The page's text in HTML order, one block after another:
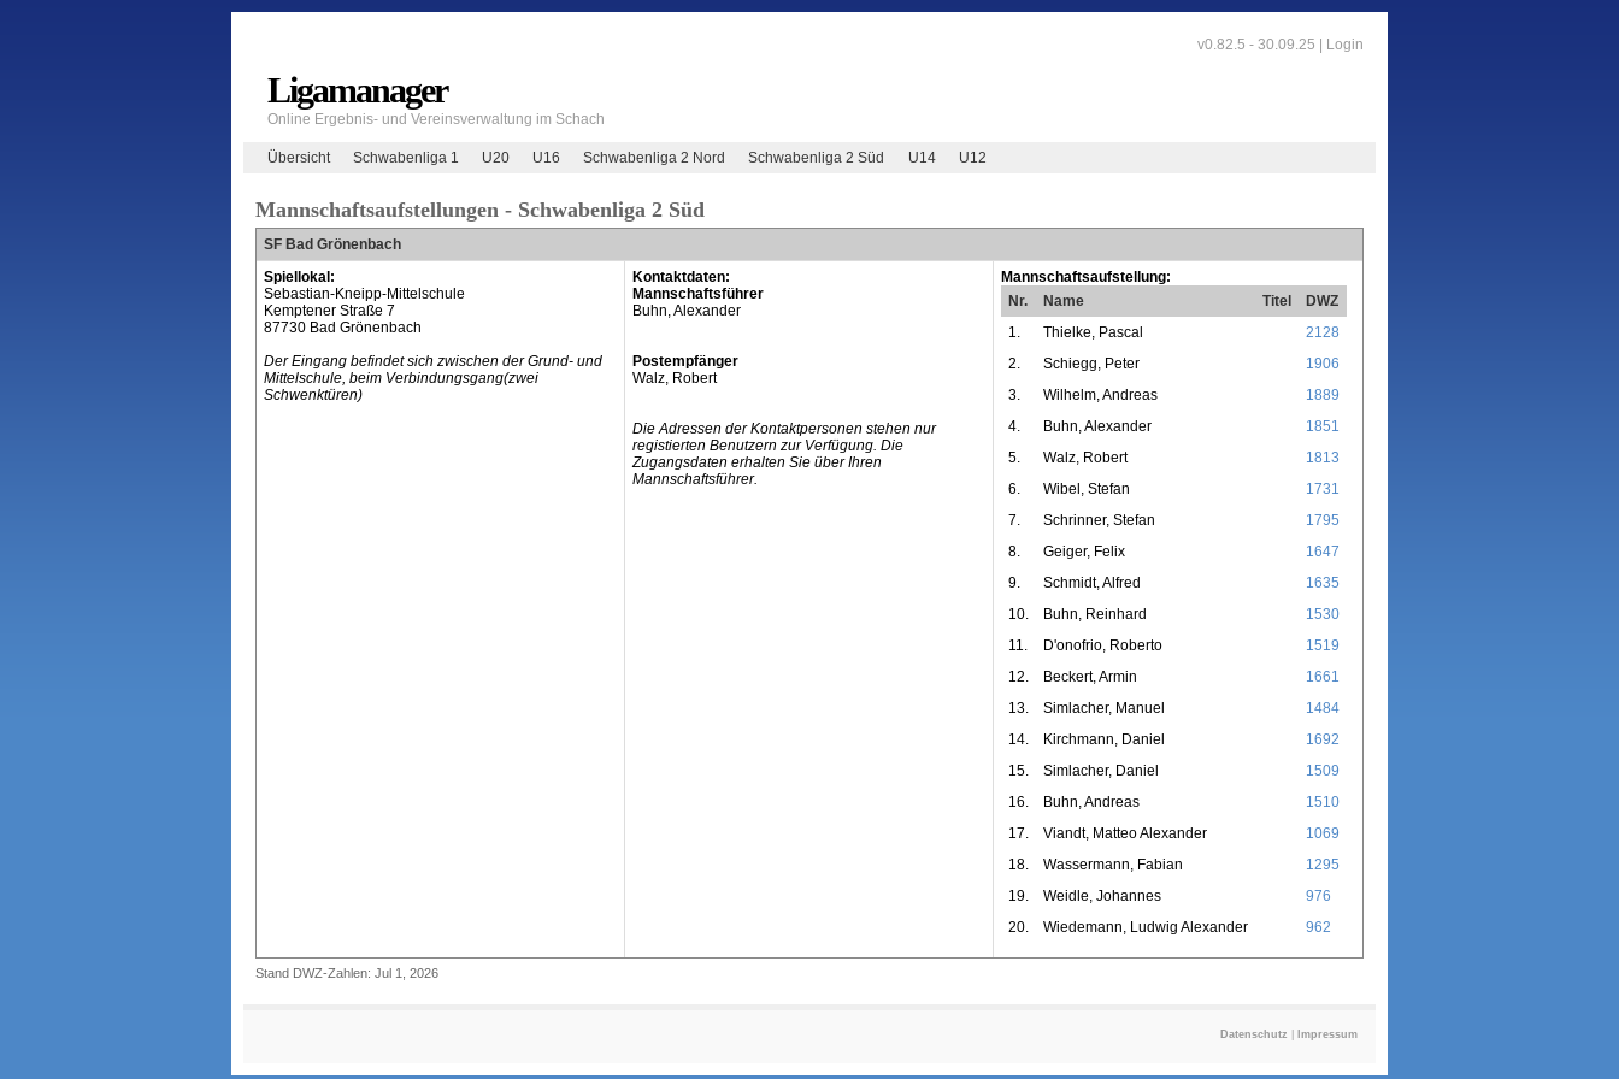
v0.82.5 - 30.09.25 | Login
Ligamanager
Online Ergebnis- und Vereinsverwaltung im Schach
Übersicht Schwabenliga 1 U20 U16 Schwabenliga 2 Nord Schwabenliga 2 Süd U14 U12
Mannschaftsaufstellungen - Schwabenliga 2 Süd
SF Bad Grönenbach
Spiellokal:
Sebastian-Kneipp-Mittelschule
Kemptener Straße 7
87730 Bad Grönenbach
Der Eingang befindet sich zwischen der Grund- und
Mittelschule, beim Verbindungsgang(zwei
Schwenktüren)
Kontaktdaten:
Mannschaftsführer
Buhn, Alexander
Postempfänger
Walz, Robert
Die Adressen der Kontaktpersonen stehen nur
registierten Benutzern zur Verfügung. Die
Zugangsdaten erhalten Sie über Ihren
Mannschaftsführer.
Mannschaftsaufstellung:
Nr.
Name Titel
DWZ
1.
Thielke, Pascal
2128
2.
Schiegg, Peter
1906
3.
Wilhelm, Andreas
1889
4.
Buhn, Alexander
1851
5.
Walz, Robert
1813
6.
Wibel, Stefan
1731
7.
Schrinner, Stefan
1795
8.
Geiger, Felix
1647
9.
Schmidt, Alfred
1635
10.
Buhn, Reinhard
1530
11.
D'onofrio, Roberto
1519
12.
Beckert, Armin
1661
13.
Simlacher, Manuel
1484
14.
Kirchmann, Daniel
1692
15.
Simlacher, Daniel
1509
16.
Buhn, Andreas
1510
17.
Viandt, Matteo Alexander
1069
18.
Wassermann, Fabian
1295
19.
Weidle, Johannes
976
20.
Wiedemann, Ludwig Alexander 962
Stand DWZ-Zahlen: Jul 1, 2026
Datenschutz Impressum